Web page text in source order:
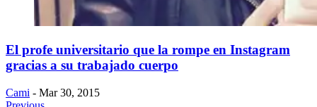
El profe universitario que la rompe en Instagram
gracias a su trabajado cuerpo
Cami - Mar 30, 2015